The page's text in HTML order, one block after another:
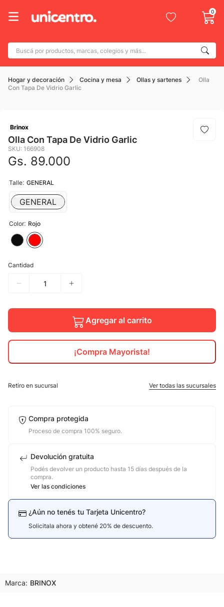
0
Buscá por productos, marcas, colegios y más...
Hogar y decoración Cocina y mesa Ollas y sartenes
Olla
Con Tapa De Vidrio Garlic
Brinox
Olla Con Tapa De Vidrio Garlic
SKU: 166908
Gs. 89.000
Color: Rojo
Talle: GENERAL
GENERAL
Cantidad
Agregar al carrito
¡Compra Mayorista!
Retiro en sucursal Ver todas las sucursales
Compra protegida
Proceso de compra 100% seguro.
Devolución gratuita
Podés devolver un producto hasta 15 días después de la
compra.
Ver las condiciones
¿Aún no tenés tu Tarjeta Unicentro?
Solicitala ahora y obtené 20% de descuento.
Marca: BRINOX
Términos más buscados
1 . adidas
caterpillar
5. botin
7 .
8. todo terreno
9 jdy
10. adidas mujer